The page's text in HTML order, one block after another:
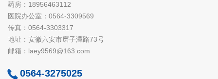
药房：18956463112
医院办公室：0564-3309569
传真：0564-3303317
地址：安徽六安市磨子潭路73号
邮箱：laey9569@163.com
0564-3275025